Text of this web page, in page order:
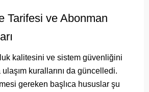
Tarifesi ve Abonman
kalitesini ve sistem güvenliğini
kurallarını da güncelledi.
gereken başlıca hususlar şu